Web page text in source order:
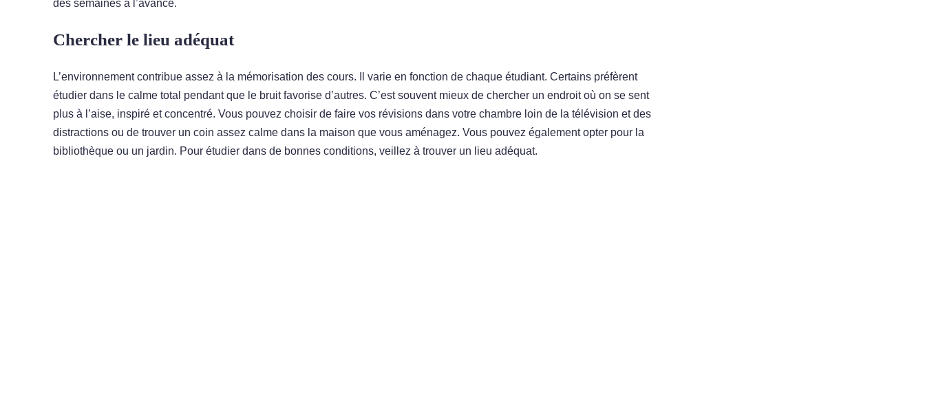
des semaines à l’avance.
Chercher le lieu adéquat
L’environnement contribue assez à la mémorisation des cours. Il varie en fonction de chaque étudiant. Certains préfèrent
étudier dans le calme total pendant que le bruit favorise d’autres. C’est souvent mieux de chercher un endroit où on se sent
plus à l’aise, inspiré et concentré. Vous pouvez choisir de faire vos révisions dans votre chambre loin de la télévision et des
distractions ou de trouver un coin assez calme dans la maison que vous aménagez. Vous pouvez également opter pour la
bibliothèque ou un jardin. Pour étudier dans de bonnes conditions, veillez à trouver un lieu adéquat.